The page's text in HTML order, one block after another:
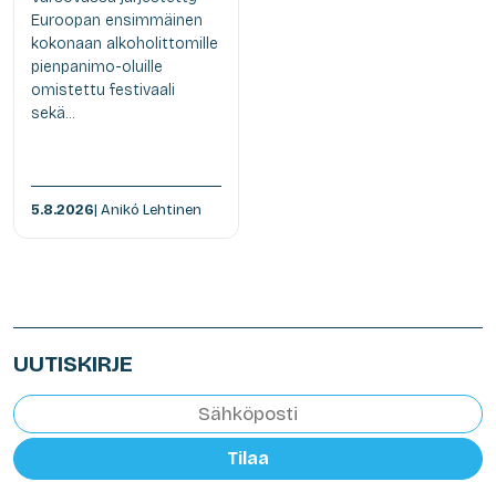
Euroopan ensimmäinen
kokonaan alkoholittomille
pienpanimo-oluille
omistettu festivaali
sekä...
5.8.2026| Anikó Lehtinen
UUTISKIRJE
Tilaa